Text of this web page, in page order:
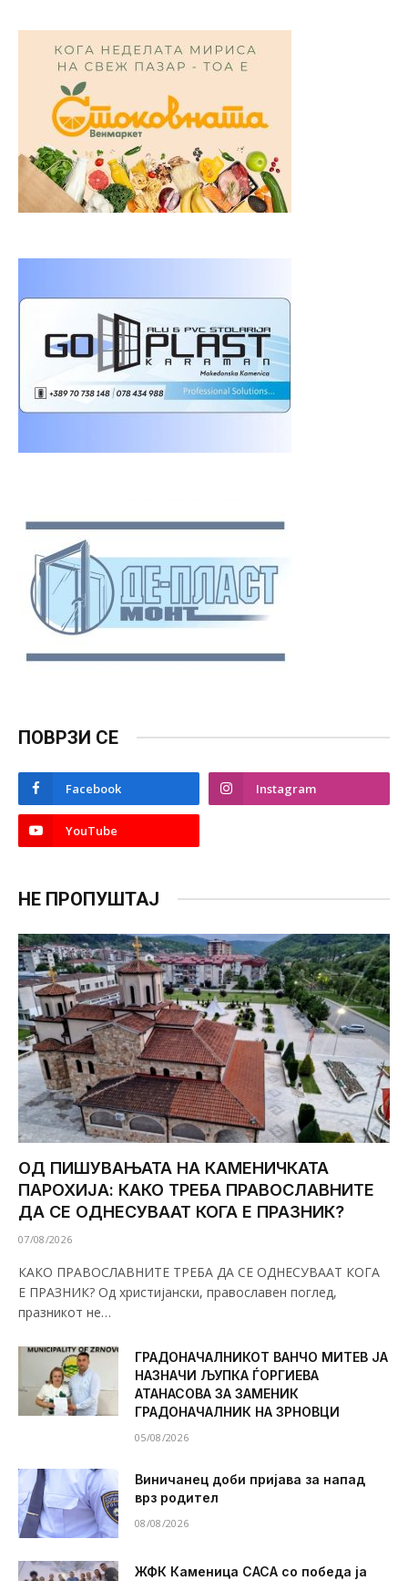
ПОВРЗИ СЕ
Facebook Instagram
YouTube
НЕ ПРОПУШТАЈ
ОД ПИШУВАЊАТА НА КАМЕНИЧКАТА
ПАРОХИЈА: КАКО ТРЕБА ПРАВОСЛАВНИТЕ
ДА СЕ ОДНЕСУВААТ КОГА Е ПРАЗНИК?
07/08/2026
КАКО ПРАВОСЛАВНИТЕ ТРЕБА ДА СЕ ОДНЕСУВААТ КОГА
Е ПРАЗНИК? Од христијански, православен поглед,
празникот не…
ГРАДОНАЧАЛНИКОТ ВАНЧО МИТЕВ ЈА
НАЗНАЧИ ЉУПКА ЃОРГИЕВА
АТАНАСОВА ЗА ЗАМЕНИК
ГРАДОНАЧАЛНИК НА ЗРНОВЦИ
05/08/2026
Виничанец доби пријава за напад
врз родител
08/08/2026
ЖФК Каменица САСА со победа ја